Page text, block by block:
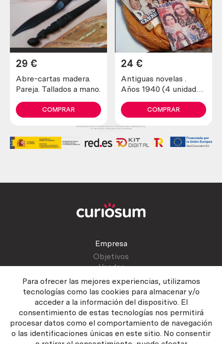
Para ofrecer las mejores experiencias, utilizamos
tecnologías como las cookies para almacenar y/o
acceder a la información del dispositivo. El
consentimiento de estas tecnologías nos permitirá
procesar datos como el comportamiento de navegación
o las identificaciones únicas en este sitio. No consentir
Abre-cartas madera.
Pareja. Tallados a mano.
29 €
COMPRAR
Antiguas novelas .
Años 1940 (4 unidades
24 €
COMPRAR
Empresa
Objetivos
Vender
Atención al cliente
Contactar
Manual del vendedor